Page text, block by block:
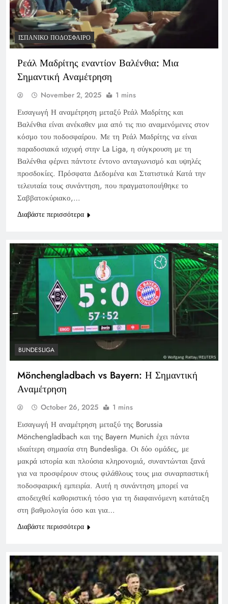
ΙΣΠΑΝΙΚΌ ΠΟΔΌΣΦΑΙΡΟ
Ρεάλ Μαδρίτης εναντίον Βαλένθια: Μια
Σημαντική Αναμέτρηση
November 2, 2025 1 mins
Εισαγωγή Η αναμέτρηση μεταξύ Ρεάλ Μαδρίτης και
Βαλένθια είναι ανέκαθεν μια από τις πιο αναμενόμενες στον
κόσμο του ποδοσφαίρου. Με τη Ρεάλ Μαδρίτης να είναι
παραδοσιακά ισχυρή στην La Liga, η σύγκρουση με τη
Βαλένθια φέρνει πάντοτε έντονο ανταγωνισμό και υψηλές
προσδοκίες. Πρόσφατα Δεδομένα και Στατιστικά Κατά την
τελευταία τους συνάντηση, που πραγματοποιήθηκε το
Σαββατοκύριακο,…
Διαβάστε περισσότερα
BUNDESLIGA
Mönchengladbach vs Bayern: Η Σημαντική
Αναμέτρηση
October 26, 2025 1 mins
Εισαγωγή Η αναμέτρηση μεταξύ της Borussia
Mönchengladbach και της Bayern Munich έχει πάντα
ιδιαίτερη σημασία στη Bundesliga. Οι δύο ομάδες, με
μακρά ιστορία και πλούσια κληρονομιά, συναντώνται ξανά
για να προσφέρουν στους φιλάθλους τους μια συναρπαστική
ποδοσφαιρική εμπειρία. Αυτή η συνάντηση μπορεί να
αποδειχθεί καθοριστική τόσο για τη διαφαινόμενη κατάταξη
στη βαθμολογία όσο και για…
Διαβάστε περισσότερα